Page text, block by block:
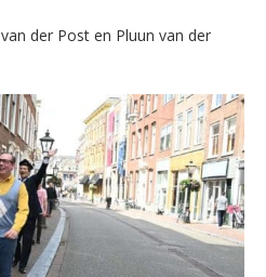
der Post en Pluun van der